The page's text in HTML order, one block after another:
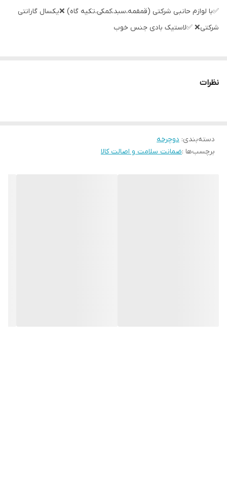
✅با لوازم حانبی شرکتی (قمقمه،سبد،کمکی،تکیه گاه) ❌یکسال گارانتی
شرکتی❌ ✅لاستیک بادی جنس خوب
نظرات
دسته‌بندی: دوچرخه
برچسب‌ها :ضمانت سلامت و اصالت کالا